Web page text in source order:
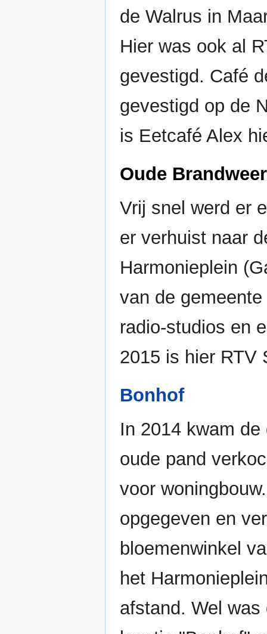
de Walrus in
Hier was ook al
gevestigd. Café
gevestigd op de
is Eetcafé Alex
Oude
Vrij snel werd er
er verhuist naar
Harmonieplein
van de
radio-studios en
2015 is hier RTV
Bonhof
In 2014 kwam
oude pand
voor
opgegeven en
bloemenwinkel
het
afstand. Wel